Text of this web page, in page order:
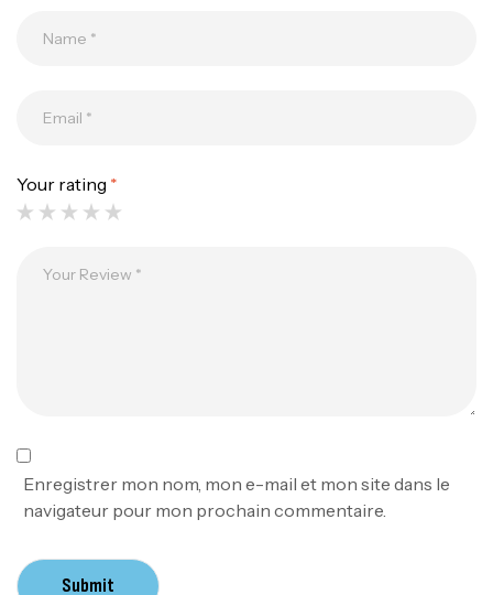
Your rating *
Enregistrer mon nom, mon e-mail et mon site dans le
navigateur pour mon prochain commentaire.
Submit
1.83m 120/250gr 30kg
Bagagerie
د.ت
د.ت378,000
Volant 3 Branches Inox T26S/35